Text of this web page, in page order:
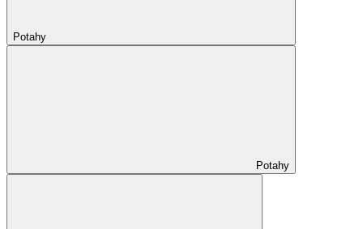
Potahy
Potahy